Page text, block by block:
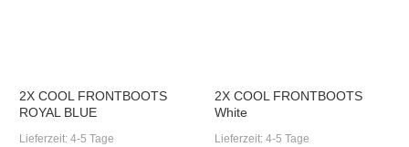
2X COOL FRONTBOOTS
ROYAL BLUE
Lieferzeit: 4-5 Tage
2X COOL FRONTBOOTS
White
Lieferzeit: 4-5 Tage